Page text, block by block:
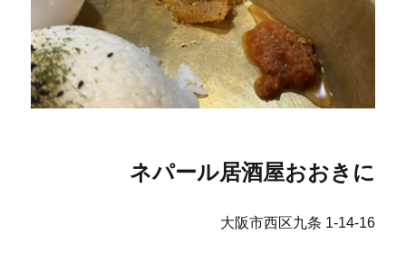
ネパール居酒屋おおきに
大阪市西区九条 1-14-16